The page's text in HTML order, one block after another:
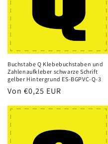
Buchstabe Q Klebebuchstaben und
Zahlenaufkleber schwarze Schrift
gelber Hintergrund ES-BGPVC-Q-3
Normaler
Preis
Von €0,25 EUR